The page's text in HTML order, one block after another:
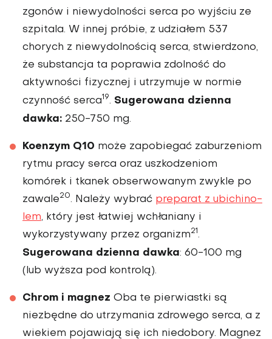
zgonów i niewydolności serca po wyjściu ze
szpitala. W innej próbie, z udziałem 537
chorych z niewydolnością serca, stwierdzono,
że substancja ta poprawia zdolność do
aktywności fizycznej i utrzymuje w normie
czynność serca19. Sugerowana dzienna
dawka: 250-750 mg.
Koenzym Q10 może zapobiegać zaburzeniom
rytmu pracy serca oraz uszkodzeniom
komórek i tkanek obserwowanym zwykle po
zawale20. Należy wybrać preparat z ubichino­
lem, który jest łatwiej wchłaniany i
wykorzystywany przez organizm21.
Sugerowana dzienna dawka: 60-100 mg
(lub wyż­sza pod kontrolą).
Chrom i magnez Oba te pier­wiastki są
niezbędne do utrzymania zdrowego serca, a z
wiekiem poja­wiają się ich niedobory. Magnez